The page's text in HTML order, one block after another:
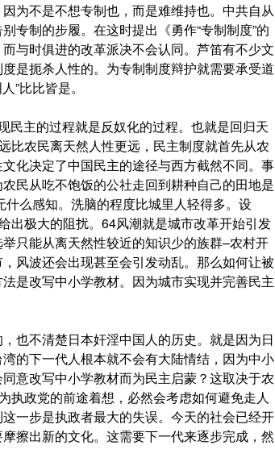
为不是不想专制也，而是难维持也。中共自从
专制的步履。在这时提出《勇作“专制制度”的
与时俱进的改革派决不会认同。芦笛有不少文
是扼杀人性的。为专制制度辩护就需要承受道
”比比皆是。
民主的过程就是反奴化的过程。也就是回归天
比农民离天然人性更远，民主制度就首先从农
化决定了中国民主的途径与西方截然不同。事
民从吃不饱饭的公社走回到耕种自己的田地是
什么感知。洗脑的程度比城里人轻得多。设
出极大的阻扰。64风潮就是城市改革开始引发
只能从离天然性较近的知识少的族群–农村开
风波还会出现甚至会引发动乱。那么如何让被
是改写中小学教材。因为城市实现并完善民主
也不清楚日本奸淫中国人的历史。就是因为日
的下一代人根本就不会有大陆情结，因为中小
意改写中小学教材而为民主启蒙？这取决于农
执政党的前途着想，必然会考虑如何避免走人
一步是执政者最大的失误。今天的社会已经开
擦出新的文化。这需要下一代来逐步完成，然